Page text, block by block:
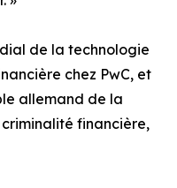
de la technologie
chez PwC, et
allemand de la
financière,